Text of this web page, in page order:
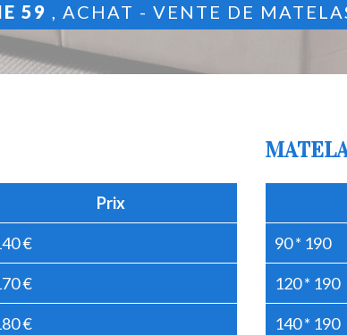
59 , ACHAT - VENTE DE
Prix
€
€
€
90 * 190
120 * 190
140 * 190